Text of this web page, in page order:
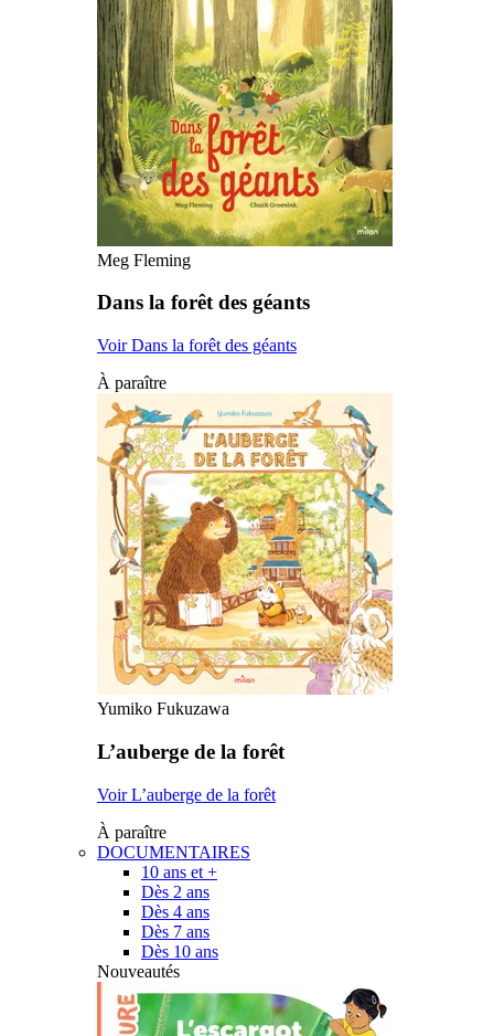
Meg Fleming
Dans la forêt des géants
Voir Dans la forêt des géants
À paraître
Yumiko Fukuzawa
L’auberge de la forêt
Voir L’auberge de la forêt
À paraître
DOCUMENTAIRES
10 ans et +
Dès 2 ans
Dès 4 ans
Dès 7 ans
Dès 10 ans
Nouveautés